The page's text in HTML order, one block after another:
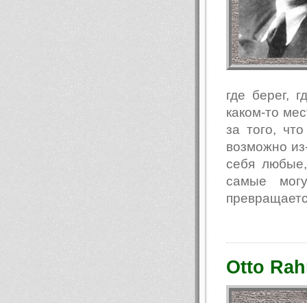
где берег,
каком-то
за того,
возможно
себя
самые
Otto